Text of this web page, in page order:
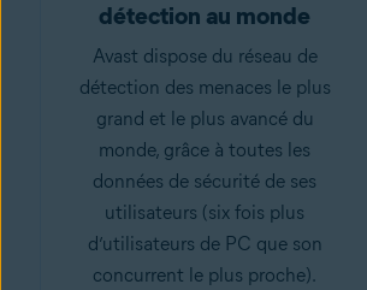
détection au monde
Avast dispose du réseau de
détection des menaces le plus
grand et le plus avancé du
monde, grâce à toutes les
données de sécurité de ses
utilisateurs (six fois plus
d’utilisateurs de PC que son
concurrent le plus proche).